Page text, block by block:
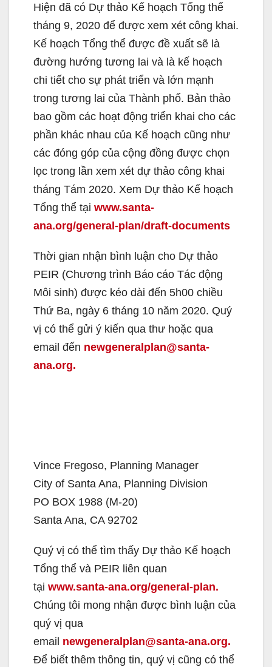
Hiện đã có Dự thảo Kế hoạch Tổng thể
tháng 9, 2020 để được xem xét công khai.
Kế hoạch Tổng thể được đề xuất sẽ là
đường hướng tương lai và là kế hoạch
chi tiết cho sự phát triển và lớn mạnh
trong tương lai của Thành phố. Bản thảo
bao gồm các hoạt động triển khai cho các
phần khác nhau của Kế hoạch cũng như
các đóng góp của cộng đồng được chọn
lọc trong lần xem xét dự thảo công khai
tháng Tám 2020. Xem Dự thảo Kế hoạch
Tổng thể tại www.santa-
ana.org/general-plan/draft-documents
Thời gian nhận bình luận cho Dự thảo
PEIR (Chương trình Báo cáo Tác động
Môi sinh) được kéo dài đến 5h00 chiều
Thứ Ba, ngày 6 tháng 10 năm 2020. Quý
vị có thể gửi ý kiến qua thư hoặc qua
email đến newgeneralplan@santa-
ana.org.
Vince Fregoso, Planning Manager
City of Santa Ana, Planning Division
PO BOX 1988 (M-20)
Santa Ana, CA 92702
Quý vị có thể tìm thấy Dự thảo Kế hoạch
Tổng thể và PEIR liên quan
tại www.santa-ana.org/general-plan.
Chúng tôi mong nhận được bình luận của
quý vị qua
email newgeneralplan@santa-ana.org.
Để biết thêm thông tin, quý vị cũng có thể